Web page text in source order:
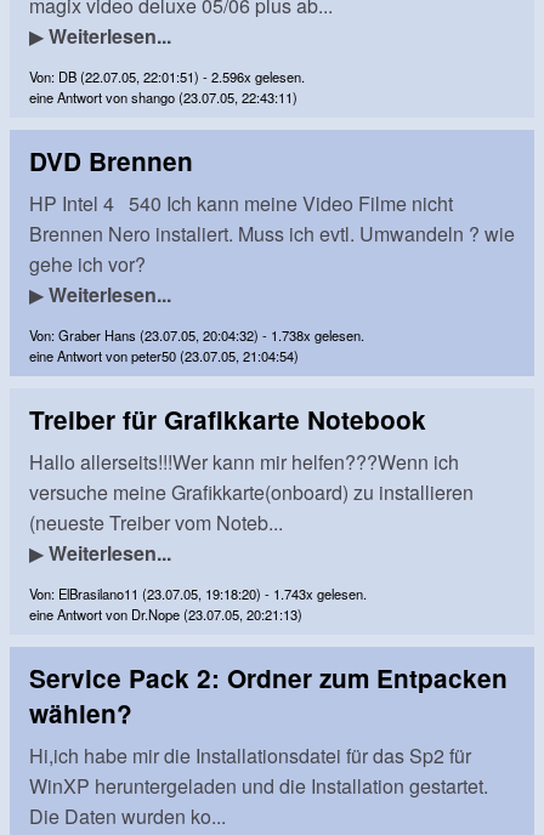
magix video deluxe 05/06 plus ab...
▶Weiterlesen...
Von: DB (22.07.05, 22:01:51) - 2.596x gelesen.
eine Antwort von shango (23.07.05, 22:43:11)
DVD Brennen
HP Intel 4 540 Ich kann meine Video Filme nicht
Brennen Nero instaliert. Muss ich evtl. Umwandeln ? wie
gehe ich vor?
▶Weiterlesen...
Von: Graber Hans (23.07.05, 20:04:32) - 1.738x gelesen.
eine Antwort von peter50 (23.07.05, 21:04:54)
Treiber für Grafikkarte Notebook
Hallo allerseits!!!Wer kann mir helfen???Wenn ich
versuche meine Grafikkarte(onboard) zu installieren
(neueste Treiber vom Noteb...
▶Weiterlesen...
Von: ElBrasilano11 (23.07.05, 19:18:20) - 1.743x gelesen.
eine Antwort von Dr.Nope (23.07.05, 20:21:13)
Service Pack 2: Ordner zum Entpacken
wählen?
Hi,ich habe mir die Installationsdatei für das Sp2 für
WinXP heruntergeladen und die Installation gestartet.
Die Daten wurden ko...